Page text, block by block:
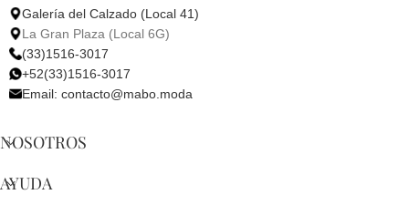
Galería del Calzado (Local 41)
La Gran Plaza (Local 6G)
(33)1516-3017
+52(33)1516-3017
Email: contacto@mabo.moda
NOSOTROS
AYUDA